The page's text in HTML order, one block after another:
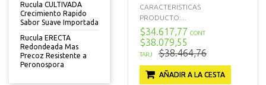
Rucula CULTIVADA
Crecimiento Rapido
Sabor Suave Importada
Rucula ERECTA
Redondeada Mas
Precoz Resistente a
Peronospora
CARACTERISTICAS
PRODUCTO:...
$34.617,77 CONT
$38.079,55
TARJ $38.464,76
AÑADIR A LA CESTA